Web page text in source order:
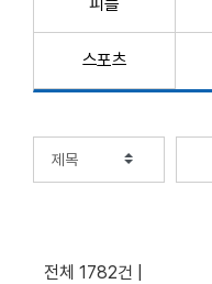
스포츠
전체 1782건